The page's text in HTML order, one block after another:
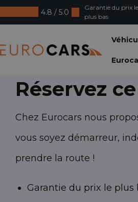
4.8 / 5.0
Garantie du prix le
plus bas
Eurocars
Réservez
Chez Eurocars nous
vous soyez démarreur,
prendre la route !
Garantie du prix le plus